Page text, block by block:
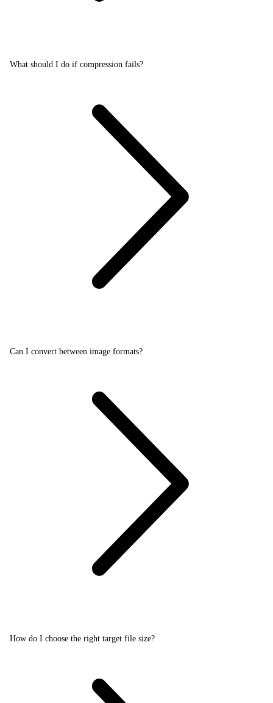
What should I do if compression fails?
Can I convert between image formats?
How do I choose the right target file size?